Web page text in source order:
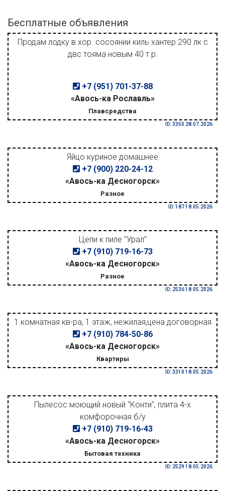
Бесплатные объявления
Продам лодку в хор. сосоянии киль хантер 290 лк с
двс тояма новым 40 т.р.
+7 (951) 701-37-88
«Авось-ка Рославль»
Плавсредства
ID: 3350 28.07.2026
Яйцо куриное домашнее
+7 (900) 220-24-12
«Авось-ка Десногорск»
Разное
ID: 187 18.05.2026
Цепи к пиле "Урал"
+7 (910) 719-16-73
«Авось-ка Десногорск»
Разное
ID: 2536 18.05.2026
1 комнатная кв-ра, 1 этаж, нежилая,цена договорная
+7 (910) 784-50-86
«Авось-ка Десногорск»
Квартиры
ID: 3310 18.05.2026
Пылесос моющий новый "Конти", плита 4-х
комфорочная б/у
+7 (910) 719-16-43
«Авось-ка Десногорск»
Бытовая техника
ID: 2529 18.05.2026